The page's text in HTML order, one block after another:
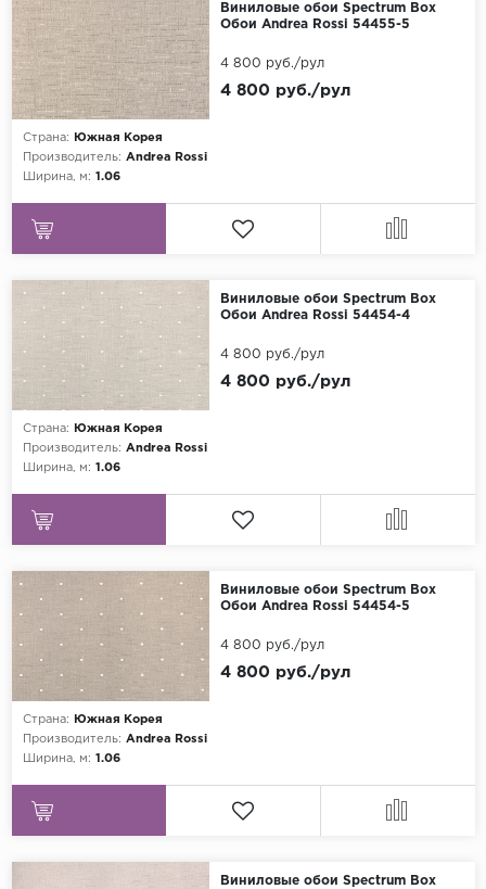
Виниловые обои Spectrum Box
Обои Andrea Rossi 54455-5
Страна:
Южная Корея
Производитель: Andrea Rossi
Ширина, м: 1.06
4 800 руб./рул
4 800 руб./рул
Виниловые обои Spectrum Box
Обои Andrea Rossi 54454-4
Страна:
Южная Корея
Производитель: Andrea Rossi
Ширина, м: 1.06
4 800 руб./рул
4 800 руб./рул
Виниловые обои Spectrum Box
Обои Andrea Rossi 54454-5
Страна:
Южная Корея
Производитель: Andrea Rossi
Ширина, м: 1.06
4 800 руб./рул
4 800 руб./рул
Виниловые обои Spectrum Box